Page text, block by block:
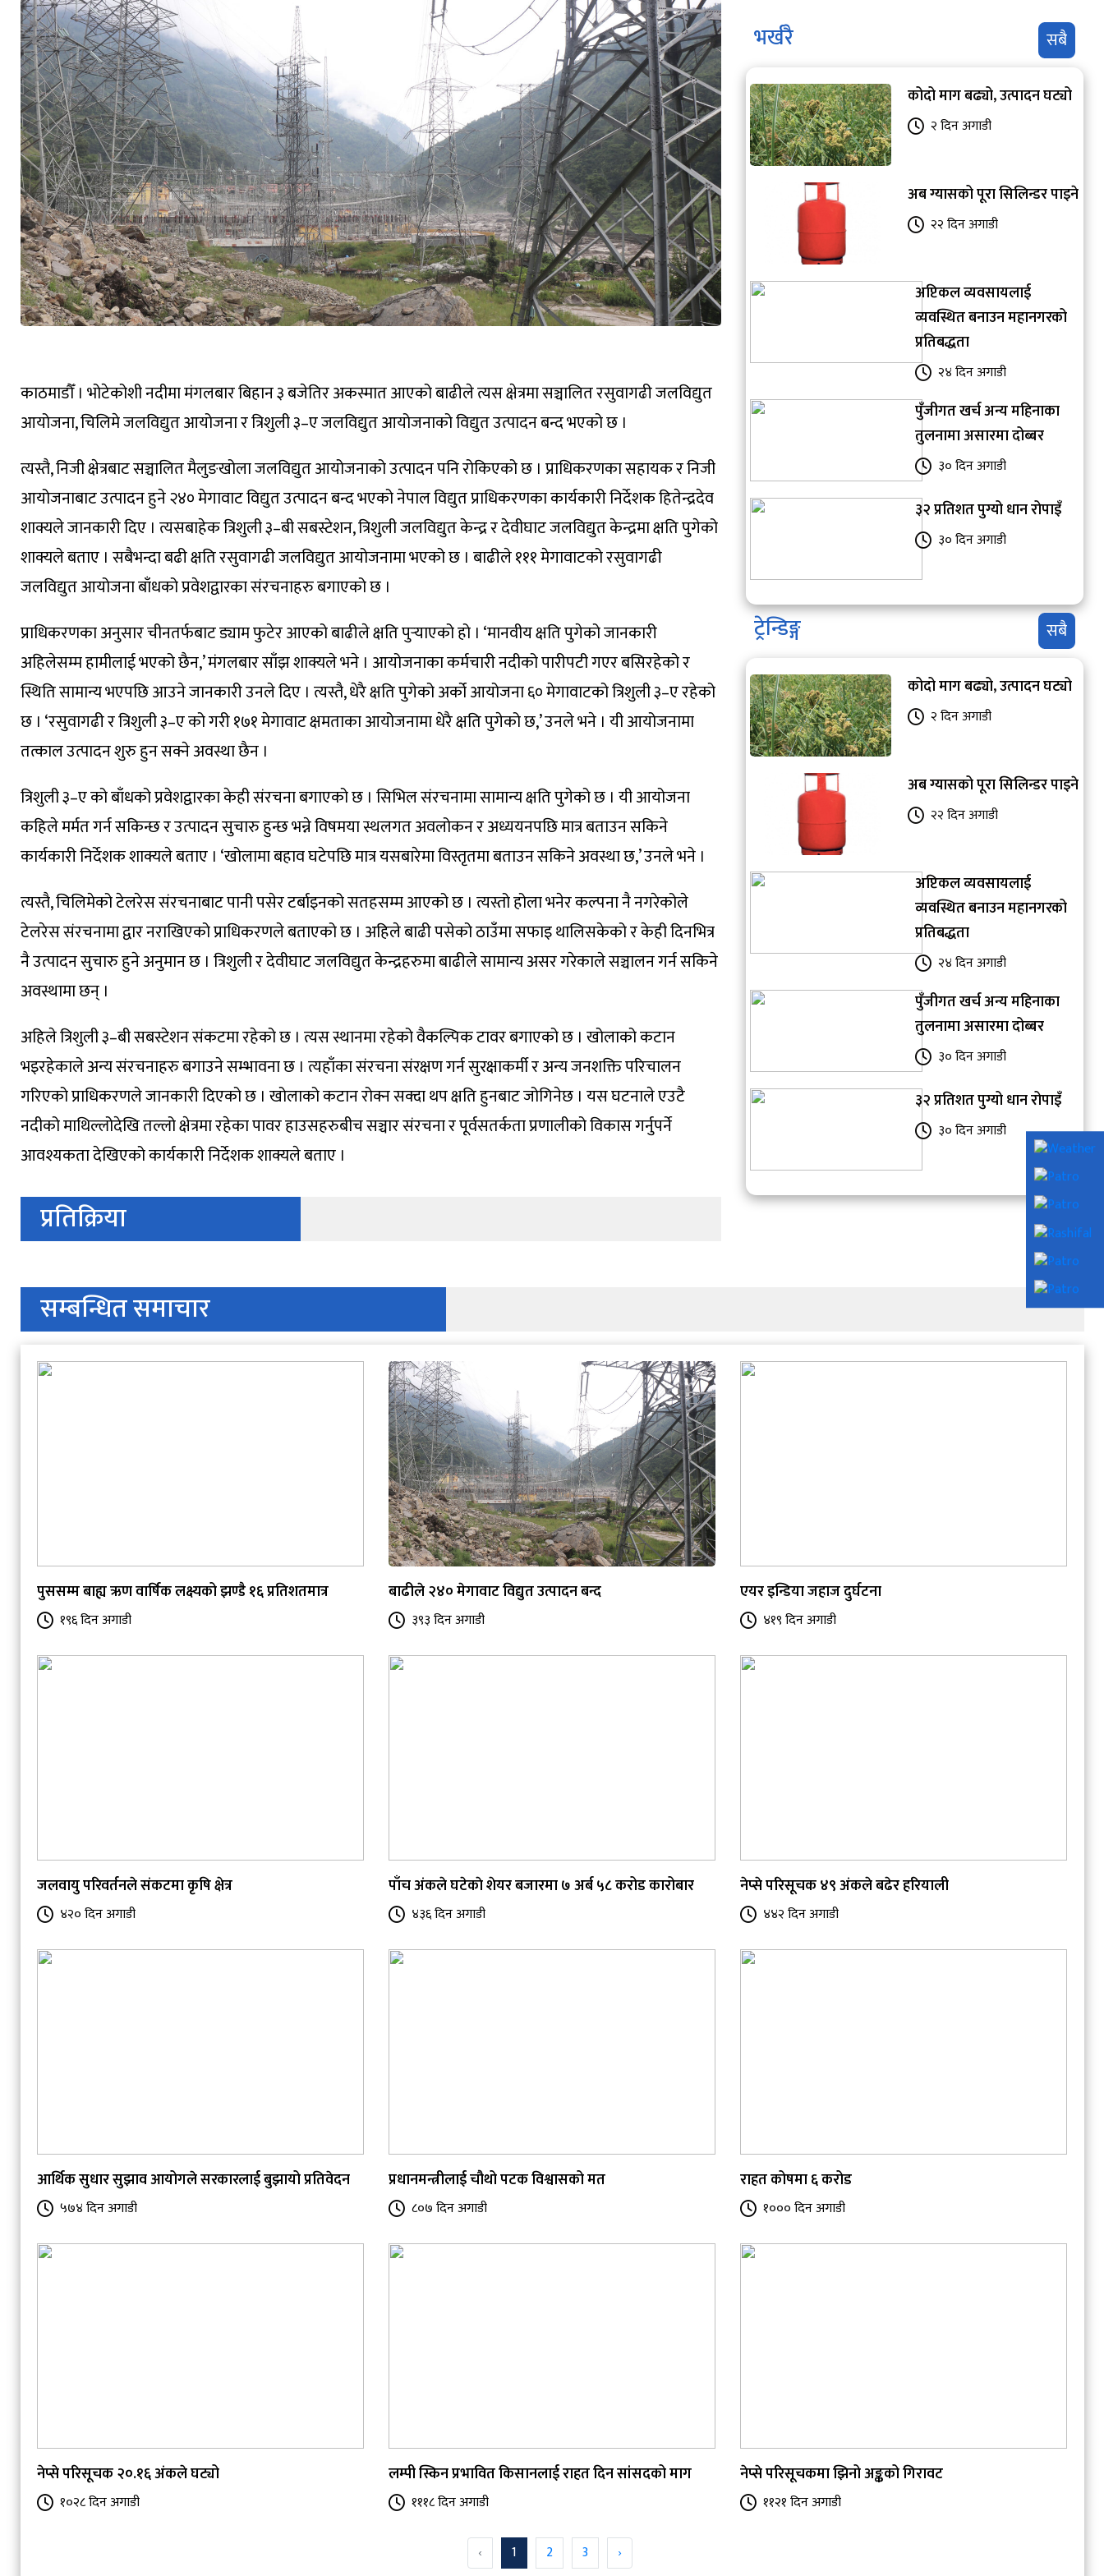
काठमाडौँ । भोटेकोशी नदीमा मंगलबार बिहान ३ बजेतिर अकस्मात आएको बाढीले त्यस क्षेत्रमा सञ्चालित रसुवागढी जलविद्युत
आयोजना, चिलिमे जलविद्युत आयोजना र त्रिशुली ३–ए जलविद्युत आयोजनाको विद्युत उत्पादन बन्द भएको छ ।
त्यस्तै, निजी क्षेत्रबाट सञ्चालित मैलुङखोला जलविद्युत आयोजनाको उत्पादन पनि रोकिएको छ । प्राधिकरणका सहायक र निजी
आयोजनाबाट उत्पादन हुने २४० मेगावाट विद्युत उत्पादन बन्द भएको नेपाल विद्युत प्राधिकरणका कार्यकारी निर्देशक हितेन्द्रदेव
शाक्यले जानकारी दिए । त्यसबाहेक त्रिशुली ३–बी सबस्टेशन, त्रिशुली जलविद्युत केन्द्र र देवीघाट जलविद्युत केन्द्रमा क्षति पुगेको
शाक्यले बताए । सबैभन्दा बढी क्षति रसुवागढी जलविद्युत आयोजनामा भएको छ । बाढीले १११ मेगावाटको रसुवागढी
जलविद्युत आयोजना बाँधको प्रवेशद्वारका संरचनाहरु बगाएको छ ।
प्राधिकरणका अनुसार चीनतर्फबाट ड्याम फुटेर आएको बाढीले क्षति पुर्‍याएको हो । ‘मानवीय क्षति पुगेको जानकारी
अहिलेसम्म हामीलाई भएको छैन,’ मंगलबार साँझ शाक्यले भने । आयोजनाका कर्मचारी नदीको पारीपटी गएर बसिरहेको र
स्थिति सामान्य भएपछि आउने जानकारी उनले दिए । त्यस्तै, धेरै क्षति पुगेको अर्को आयोजना ६० मेगावाटको त्रिशुली ३–ए रहेको
छ । ‘रसुवागढी र त्रिशुली ३–ए को गरी १७१ मेगावाट क्षमताका आयोजनामा धेरै क्षति पुगेको छ,’ उनले भने । यी आयोजनामा
तत्काल उत्पादन शुरु हुन सक्ने अवस्था छैन ।
त्रिशुली ३–ए को बाँधको प्रवेशद्वारका केही संरचना बगाएको छ । सिभिल संरचनामा सामान्य क्षति पुगेको छ । यी आयोजना
कहिले मर्मत गर्न सकिन्छ र उत्पादन सुचारु हुन्छ भन्ने विषमया स्थलगत अवलोकन र अध्ययनपछि मात्र बताउन सकिने
कार्यकारी निर्देशक शाक्यले बताए । ‘खोलामा बहाव घटेपछि मात्र यसबारेमा विस्तृतमा बताउन सकिने अवस्था छ,’ उनले भने ।
त्यस्तै, चिलिमेको टेलरेस संरचनाबाट पानी पसेर टर्बाइनको सतहसम्म आएको छ । त्यस्तो होला भनेर कल्पना नै नगरेकोले
टेलरेस संरचनामा द्वार नराखिएको प्राधिकरणले बताएको छ । अहिले बाढी पसेको ठाउँमा सफाइ थालिसकेको र केही दिनभित्र
नै उत्पादन सुचारु हुने अनुमान छ । त्रिशुली र देवीघाट जलविद्युत केन्द्रहरुमा बाढीले सामान्य असर गरेकाले सञ्चालन गर्न सकिने
अवस्थामा छन् ।
अहिले त्रिशुली ३–बी सबस्टेशन संकटमा रहेको छ । त्यस स्थानमा रहेको वैकल्पिक टावर बगाएको छ । खोलाको कटान
भइरहेकाले अन्य संरचनाहरु बगाउने सम्भावना छ । त्यहाँका संरचना संरक्षण गर्न सुरक्षाकर्मी र अन्य जनशक्ति परिचालन
गरिएको प्राधिकरणले जानकारी दिएको छ । खोलाको कटान रोक्न सक्दा थप क्षति हुनबाट जोगिनेछ । यस घटनाले एउटै
नदीको माथिल्लोदेखि तल्लो क्षेत्रमा रहेका पावर हाउसहरुबीच सञ्चार संरचना र पूर्वसतर्कता प्रणालीको विकास गर्नुपर्ने
आवश्यकता देखिएको कार्यकारी निर्देशक शाक्यले बताए ।
प्रतिक्रिया
भर्खरै सबै
कोदो माग बढ्यो, उत्पादन घट्यो
२ दिन अगाडी
अब ग्यासको पूरा सिलिन्डर पाइने
२२ दिन अगाडी
अप्टिकल व्यवसायलाई
व्यवस्थित बनाउन महानगरको
प्रतिबद्धता
२४ दिन अगाडी
पुँजीगत खर्च अन्य महिनाका
तुलनामा असारमा दोब्बर
३० दिन अगाडी
३२ प्रतिशत पुग्यो धान रोपाइँ
३० दिन अगाडी
ट्रेन्डिङ्ग सबै
कोदो माग बढ्यो, उत्पादन घट्यो
२ दिन अगाडी
अब ग्यासको पूरा सिलिन्डर पाइने
२२ दिन अगाडी
अप्टिकल व्यवसायलाई
व्यवस्थित बनाउन महानगरको
प्रतिबद्धता
२४ दिन अगाडी
पुँजीगत खर्च अन्य महिनाका
तुलनामा असारमा दोब्बर
३० दिन अगाडी
३२ प्रतिशत पुग्यो धान रोपाइँ
३० दिन अगाडी
सम्बन्धित समाचार
पुससम्म बाह्य ऋण वार्षिक लक्ष्यको झण्डै १६ प्रतिशतमात्र
१९६ दिन अगाडी
बाढीले २४० मेगावाट विद्युत उत्पादन बन्द
३९३ दिन अगाडी
एयर इन्डिया जहाज दुर्घटना
४१९ दिन अगाडी
जलवायु परिवर्तनले संकटमा कृषि क्षेत्र
४२० दिन अगाडी
पाँच अंकले घटेकाे शेयर बजारमा ७ अर्ब ५८ करोड कारोबार
४३६ दिन अगाडी
नेप्से परिसूचक ४९ अंकले बढेर हरियाली
४४२ दिन अगाडी
आर्थिक सुधार सुझाव आयोगले सरकारलाई बुझायो प्रतिवेदन
५७४ दिन अगाडी
प्रधानमन्त्रीलाई चौथो पटक विश्वासको मत
८०७ दिन अगाडी
राहत कोषमा ६ करोड
१००० दिन अगाडी
नेप्से परिसूचक २०.१६ अंकले घट्यो
१०२८ दिन अगाडी
लम्पी स्किन प्रभावित किसानलाई राहत दिन सांसदको माग
१११८ दिन अगाडी
नेप्से परिसूचकमा झिनो अङ्कको गिरावट
११२१ दिन अगाडी
‹ 1 2 3 ›